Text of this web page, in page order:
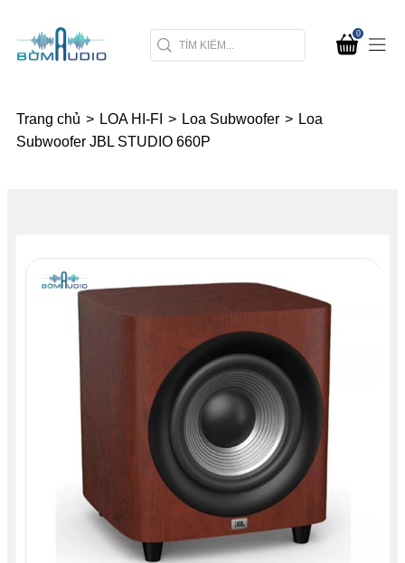
0
Trang chủ > LOA HI-FI > Loa Subwoofer > Loa
Subwoofer JBL STUDIO 660P